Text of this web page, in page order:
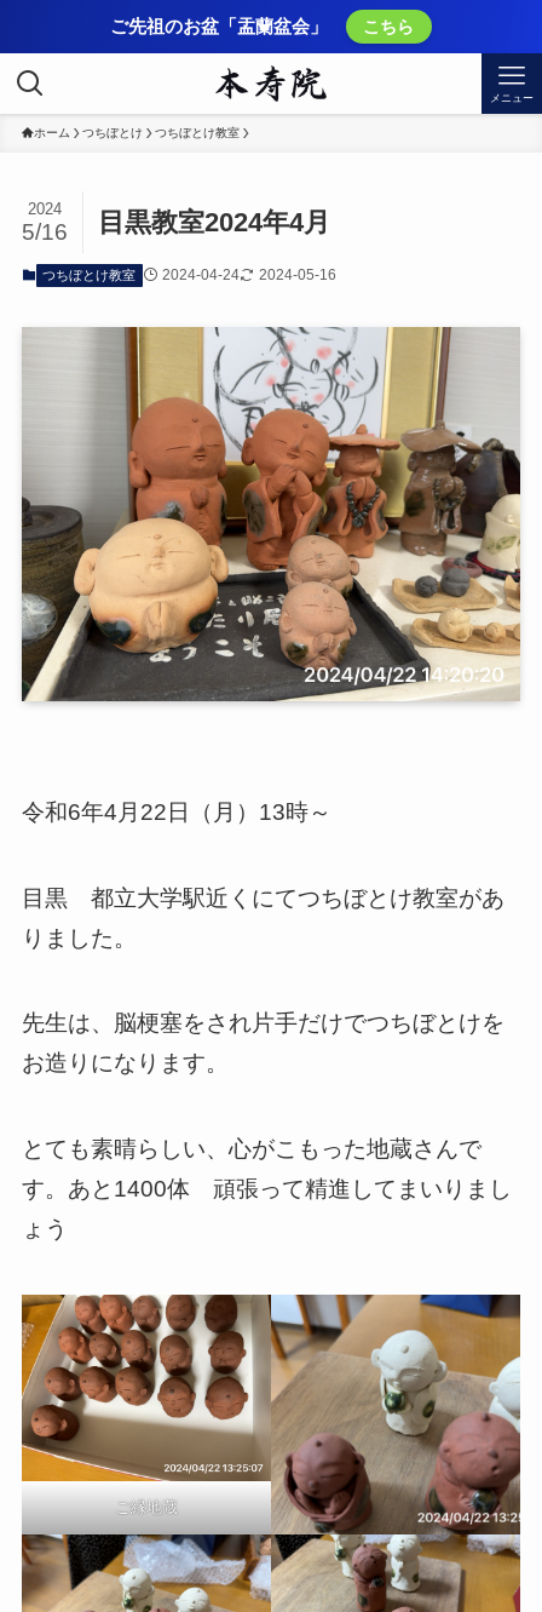
ご先祖のお盆「盂蘭盆会」 こちら
メニュー
ホーム つちぼとけ つちぼとけ教室
目黒教室2024年4月
2024
5/16
つちぼとけ教室 2024-04-24 2024-05-16
令和6年4月22日（月）13時～
目黒 都立大学駅近くにてつちぼとけ教室があ
りました。
先生は、脳梗塞をされ片手だけでつちぼとけを
お造りになります。
とても素晴らしい、心がこもった地蔵さんで
す。あと1400体 頑張って精進してまいりまし
ょう
ご縁地蔵